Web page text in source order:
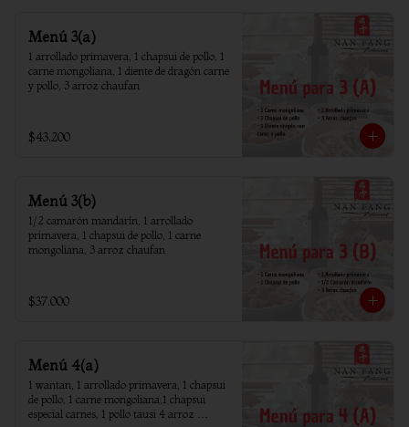
Menú 3(a)
1 arrollado primavera, 1 chapsui de pollo, 1
carne mongoliana, 1 diente de dragón carne
y pollo, 3 arroz chaufan
$43.200
Menú 3(b)
1/2 camarón mandarín, 1 arrollado
primavera, 1 chapsui de pollo, 1 carne
mongoliana, 3 arroz chaufan
$37.000
Menú 4(a)
1 wantan, 1 arrollado primavera, 1 chapsui
de pollo, 1 carne mongoliana,1 chapsui
especial carnes, 1 pollo tausi 4 arroz